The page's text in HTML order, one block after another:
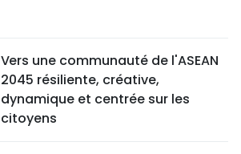
Vers une communauté de l'ASEAN
2045 résiliente, créative,
dynamique et centrée sur les
citoyens